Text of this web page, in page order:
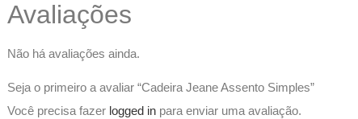
Avaliações
Não há avaliações ainda.
Seja o primeiro a avaliar “Cadeira Jeane Assento Simples”
Você precisa fazer logged in para enviar uma avaliação.